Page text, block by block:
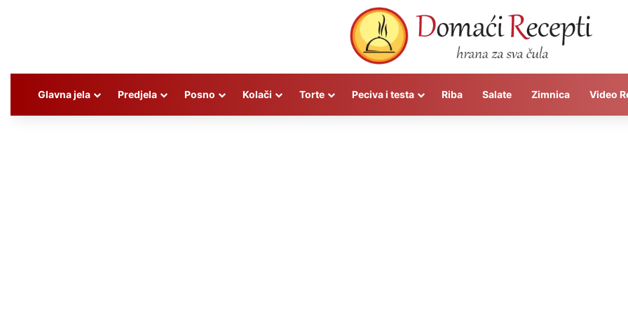
Glavna jela Predjela Posno Kolači Torte Peciva i testa Riba Salate Zimnica Video